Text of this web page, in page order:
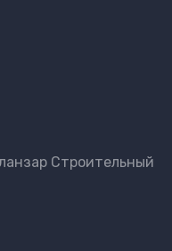
Строительный